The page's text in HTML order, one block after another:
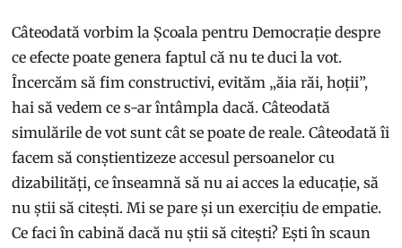
Câteodată vorbim la Școala pentru Democrație despre
ce efecte poate genera faptul că nu te duci la vot.
Încercăm să fim constructivi, evităm „ăia răi, hoții”,
hai să vedem ce s-ar întâmpla dacă. Câteodată
simulările de vot sunt cât se poate de reale. Câteodată îi
facem să conștientizeze accesul persoanelor cu
dizabilități, ce înseamnă să nu ai acces la educație, să
nu știi să citești. Mi se pare și un exercițiu de empatie.
Ce faci în cabină dacă nu știi să citești? Ești în scaun